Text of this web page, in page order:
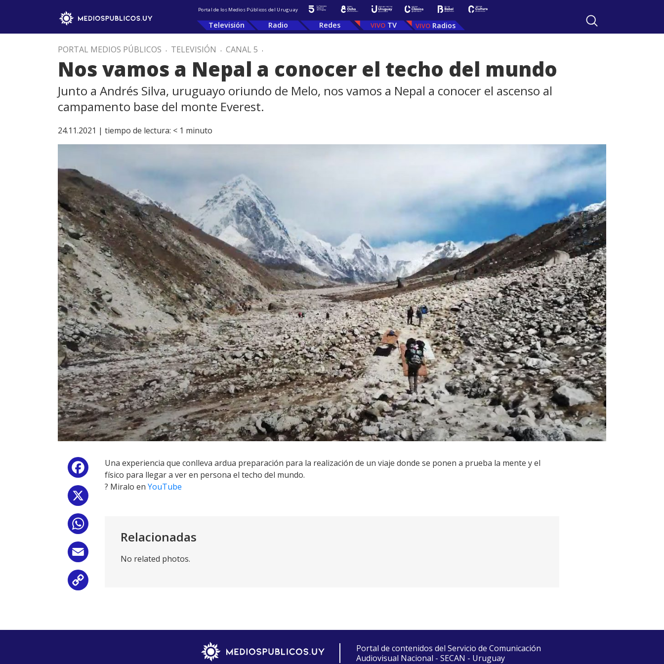
Portal de los Medios Públicos del Uruguay
Televisión Radio Redes TV Radios
PORTAL MEDIOS PÚBLICOS . TELEVISIÓN . CANAL 5 .
Nos vamos a Nepal a conocer el techo del mundo
Junto a Andrés Silva, uruguayo oriundo de Melo, nos vamos a Nepal a conocer el ascenso al
campamento base del monte Everest.
24.11.2021 | tiempo de lectura: < 1 minuto
Facebook
Una experiencia que conlleva ardua preparación para la realización de un viaje donde se ponen a prueba la mente y el
físico para llegar a ver en persona el techo del mundo.
? Miralo en YouTube
Relacionadas
No related photos.
Portal de contenidos del Servicio de Comunicación
Audiovisual Nacional - SECAN - Uruguay